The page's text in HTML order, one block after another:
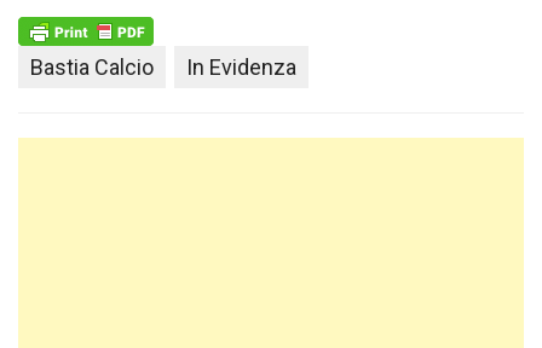
Bastia Calcio In Evidenza